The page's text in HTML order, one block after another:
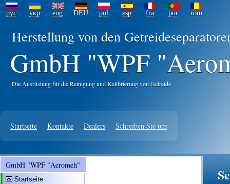
рус укр eng DEU pol esp fra por rom
Herstellung von den
GmbH "WPF
Die Ausrüstung für die Reinigung und Kalibrierung von Getreide
Startseite Kontakte Dealers Schreiben Sie uns
GmbH "WPF "Aeromeh"
Startseite